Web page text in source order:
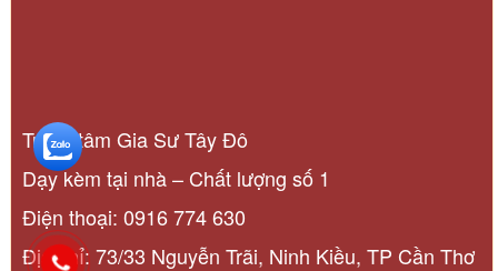
Trung tâm Gia Sư Tây Đô
Dạy kèm tại nhà – Chất lượng số 1
Điện thoại: 0916 774 630
Địa chỉ: 73/33 Nguyễn Trãi, Ninh Kiều, TP Cần Thơ